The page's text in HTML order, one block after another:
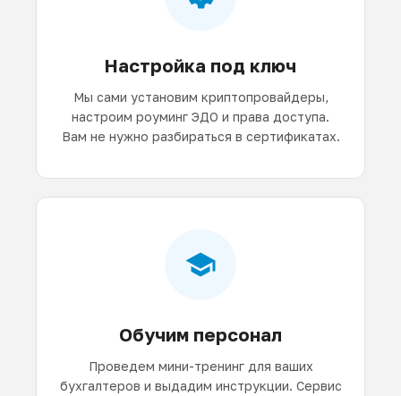
Настройка под ключ
Мы сами установим криптопровайдеры,
настроим роуминг ЭДО и права доступа.
Вам не нужно разбираться в сертификатах.
Обучим персонал
Проведем мини-тренинг для ваших
бухгалтеров и выдадим инструкции. Сервис